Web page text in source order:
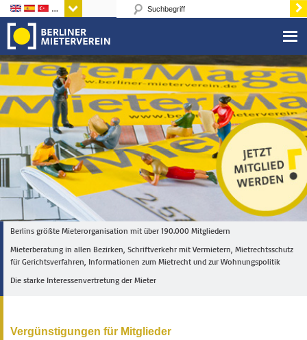
Sprachen
Berlins größte Mieterorganisation mit über 190.000 Mitgliedern
Mieterberatung in allen Bezirken, Schriftverkehr mit Vermietern, Mietrechtsschutz
für Gerichtsverfahren, Informationen zum Mietrecht und zur Wohnungspolitik
Die starke Interessenvertretung der Mieter
Vergünstigungen für Mitglieder